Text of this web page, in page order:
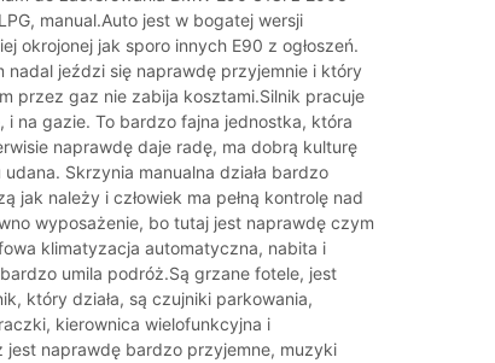
manual.Auto jest w bogatej wersji
okrojonej jak sporo innych E90 z ogłoszeń.
nadal jeździ się naprawdę przyjemnie i który
przez gaz nie zabija kosztami.Silnik pracuje
i na gazie. To bardzo fajna jednostka, która
naprawdę daje radę, ma dobrą kulturę
Skrzynia manualna działa bardzo
jak należy i człowiek ma pełną kontrolę nad
wyposażenie, bo tutaj jest naprawdę czym
klimatyzacja automatyczna, nabita i
umila podróż.Są grzane fotele, jest
który działa, są czujniki parkowania,
kierownica wielofunkcyjna i
jest naprawdę bardzo przyjemne, muzyki